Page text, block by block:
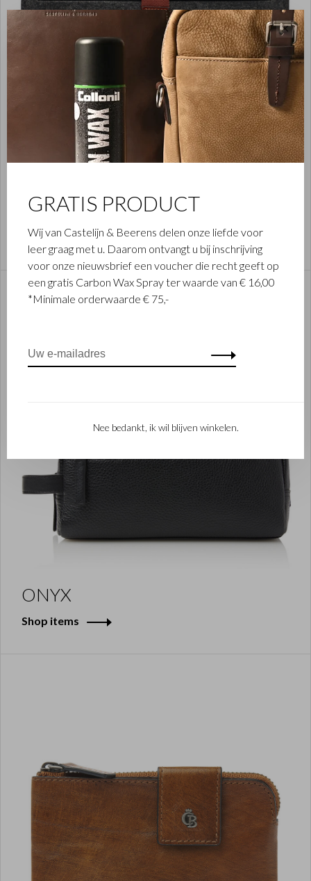
NOVA
Shop items
ONYX
Shop items
✕
GRATIS PRODUCT
Wij van Castelijn & Beerens delen onze liefde voor
leer graag met u. Daarom ontvangt u bij inschrijving
voor onze nieuwsbrief een voucher die recht geeft op
een gratis Carbon Wax Spray ter waarde van € 16,00
*Minimale orderwaarde € 75,-
Nee bedankt, ik wil blijven winkelen.